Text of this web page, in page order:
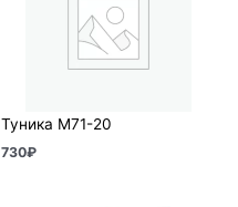
Туника М71-20
730₽